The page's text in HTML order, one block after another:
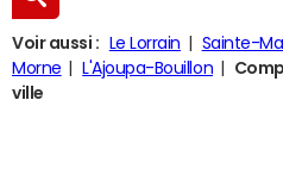
Voir aussi : Le Lorrain Sainte-
Morne
L'Ajoupa-Bouillon
ville